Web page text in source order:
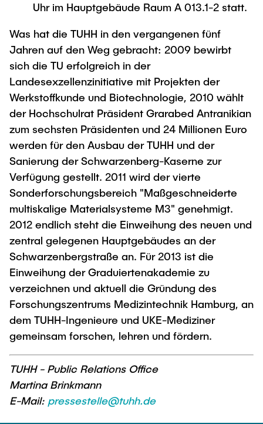
Uhr im Hauptgebäude Raum A 013.1-2 statt.
Was hat die TUHH in den vergangenen fünf
Jahren auf den Weg gebracht: 2009 bewirbt
sich die TU erfolgreich in der
Landesexzellenzinitiative mit Projekten der
Werkstoffkunde und Biotechnologie, 2010 wählt
der Hochschulrat Präsident Grarabed Antranikian
zum sechsten Präsidenten und 24 Millionen Euro
werden für den Ausbau der TUHH und der
Sanierung der Schwarzenberg-Kaserne zur
Verfügung gestellt. 2011 wird der vierte
Sonderforschungsbereich "Maßgeschneiderte
multiskalige Materialsysteme M3" genehmigt.
2012 endlich steht die Einweihung des neuen und
zentral gelegenen Hauptgebäudes an der
Schwarzenbergstraße an. Für 2013 ist die
Einweihung der Graduiertenakademie zu
verzeichnen und aktuell die Gründung des
Forschungszentrums Medizintechnik Hamburg, an
dem TUHH-Ingenieure und UKE-Mediziner
gemeinsam forschen, lehren und fördern.
TUHH - Public Relations Office
Martina Brinkmann
E-Mail: pressestelle@tuhh.de